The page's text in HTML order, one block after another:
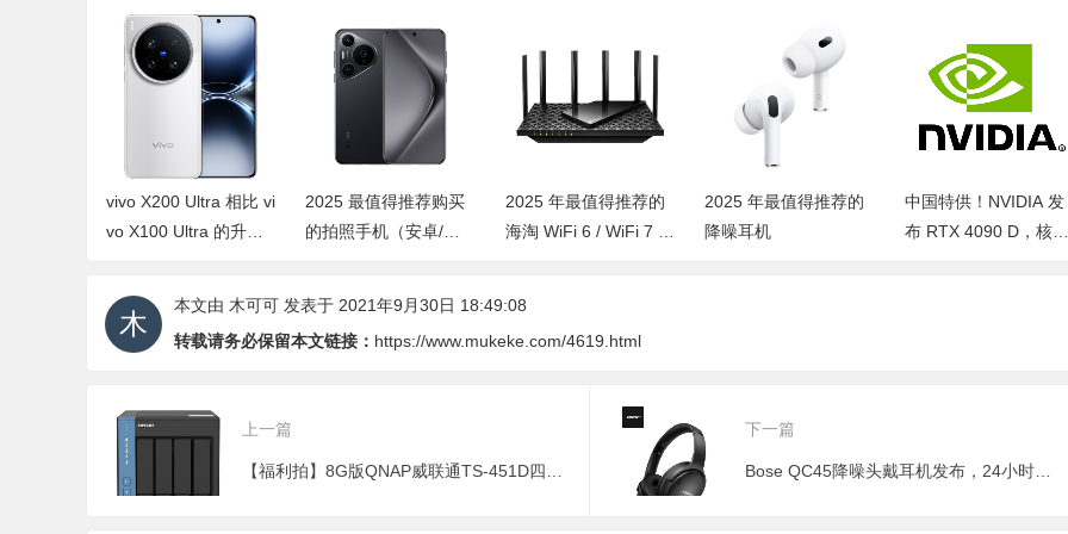
vivo X200 Ultra 相比 vi
vo X100 Ultra 的升级
2025 最值得推荐购买
的拍照手机（安卓/苹
2025 年最值得推荐的
海淘 WiFi 6 / WiFi 7 路
2025 年最值得推荐的
降噪耳机
中国特供！NVIDIA 发
布 RTX 4090 D，核心
本文由 木可可 发表于 2021年9月30日 18:49:08
转载请务必保留本文链接： https://www.mukeke.com/4619.html
上一篇
【福利拍】8G版QNAP威联通TS-451D四盘位NAS网络存储器
下一篇
Bose QC45降噪头戴耳机发布，24小时续航、新增Aware模式 2299元